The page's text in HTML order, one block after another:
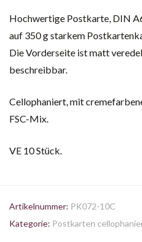
Hochwertige Postkarte, DIN
auf 350 g starkem
Die Vorderseite ist matt
beschreibbar.
Cellophaniert, mit
FSC-Mix.
VE 10 Stück.
Artikelnummer: PK072-10C
Kategorie: Postkarten